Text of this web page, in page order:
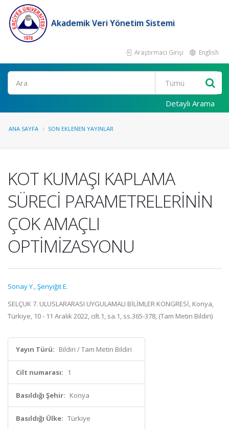
Akademik Veri Yönetim Sistemi
Araştırmacı Girişi English
Ara
Detaylı Arama
ANA SAYFA SON EKLENEN YAYINLAR
KOT KUMAŞI KAPLAMA
SÜRECİ PARAMETRELERİNİN
ÇOK AMAÇLI
OPTİMİZASYONU
Sonay Y.,Şenyiğit E.
SELÇUK 7. ULUSLARARASI UYGULAMALI BİLİMLER KONGRESİ, Konya,
Türkiye, 10 - 11 Aralık 2022, cilt.1, sa.1, ss.365-378, (Tam Metin Bildiri)
Yayın Türü: Bildiri / Tam Metin Bildiri
Cilt numarası: 1
Basıldığı Şehir: Konya
Basıldığı Ülke: Türkiye